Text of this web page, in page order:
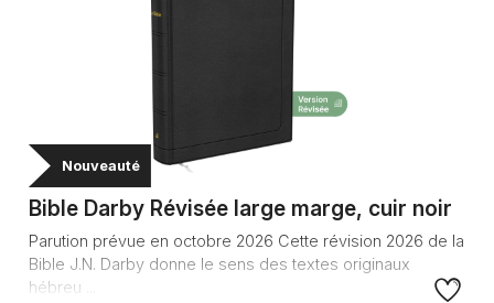
Nouveauté
Bible Darby Révisée large marge, cuir noir
Parution prévue en octobre 2026 Cette révision 2026 de la
Bible J.N. Darby donne le sens des textes originaux
hébreu ...